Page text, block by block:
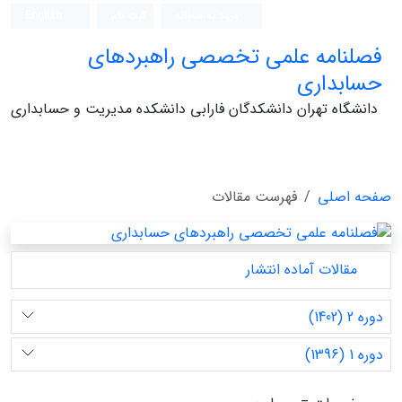
فصلنامه علمی تخصصی راهبردهای
حسابداری
دانشگاه تهران دانشکدگان فارابی دانشکده مدیریت و حسابداری
صفحه اصلی فهرست مقالات
مقالات آماده انتشار
دوره 2 (1402)
دوره 1 (1396)